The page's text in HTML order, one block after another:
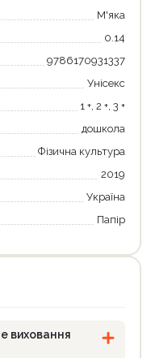
М'яка
0.14
9786170931337
Унісекс
1 +, 2 +, 3 +
дошкола
Фізична культура
2019
Україна
Папір
виховання